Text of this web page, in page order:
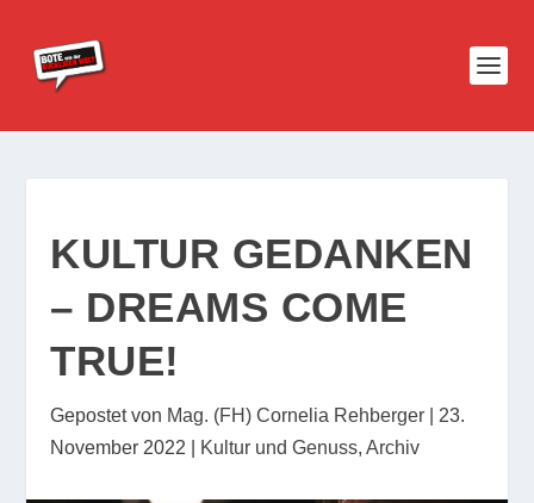
KULTUR GEDANKEN
– DREAMS COME
TRUE!
Gepostet von Mag. (FH) Cornelia Rehberger
23.
November 2022
Kultur und Genuss,Archiv